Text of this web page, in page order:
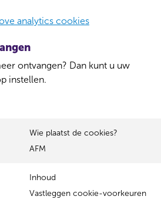
analytics cookies
ontvangen? Dan kunt u uw
instellen.
Wie plaatst de cookies?
AFM
Inhoud
Vastleggen cookie-voorkeuren